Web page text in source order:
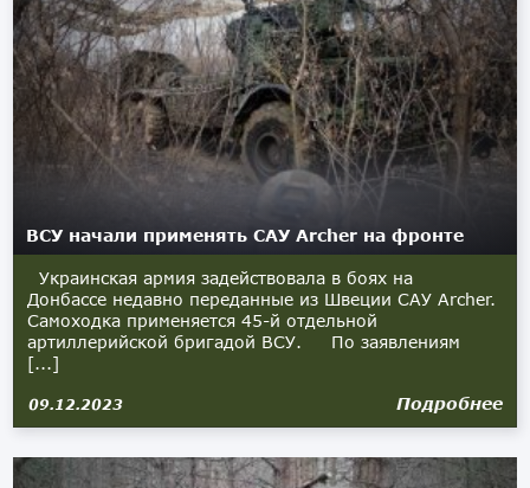
ВСУ начали применять САУ Archer на фронте
Украинская армия задействовала в боях на
Донбассе недавно переданные из Швеции САУ Archer.
Самоходка применяется 45-й отдельной
артиллерийской бригадой ВСУ. По заявлениям
[...]
09.12.2023 Подробнее